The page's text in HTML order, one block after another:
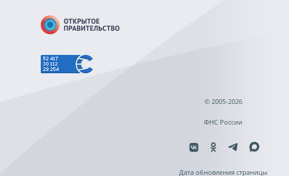
© 2005-2026
ФНС России
Дата обновления страницы